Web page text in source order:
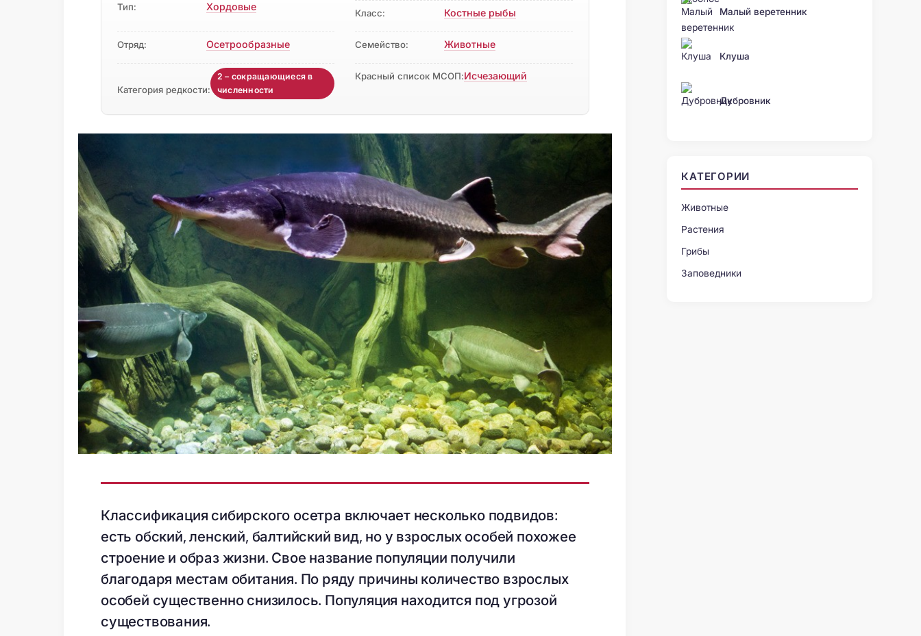
Тип: Хордовые
Класс: Костные рыбы
Отряд: Осетрообразные Семейство: Животные
Категория редкости:
2 – сокращающиеся в
численности
Красный список МСОП:Исчезающий
Классификация сибирского осетра включает несколько подвидов:
есть обский, ленский, балтийский вид, но у взрослых особей похожее
строение и образ жизни. Свое название популяции получили
благодаря местам обитания. По ряду причины количество взрослых
особей существенно снизилось. Популяция находится под угрозой
существования.
Малый веретенник
Клуша
Дубровник
КАТЕГОРИИ
Животные
Растения
Грибы
Заповедники